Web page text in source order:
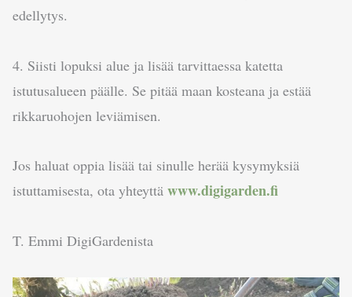
edellytys.
4. Siisti lopuksi alue ja lisää tarvittaessa katetta
istutusalueen päälle. Se pitää maan kosteana ja estää
rikkaruohojen leviämisen.
Jos haluat oppia lisää tai sinulle herää kysymyksiä
istuttamisesta, ota yhteyttä www.digigarden.fi
T. Emmi DigiGardenista